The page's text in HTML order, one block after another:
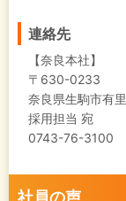
連絡先
【奈良本社】
〒630-0233
奈良県生駒市有
採用担当 宛
0743-76-3100
社員の声